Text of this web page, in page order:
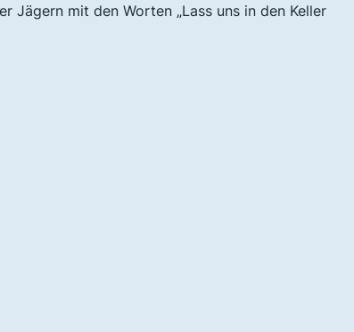
Jägern mit den Worten „Lass uns in den Keller